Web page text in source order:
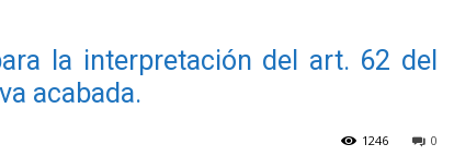
la interpretación del art. 62 del
acabada.
0
1246